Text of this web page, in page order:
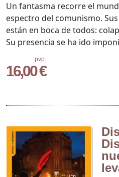
pvp.
16,00 €
Un fantasma recorre el
espectro del comunismo.
están en boca de todos:
Su presencia se ha ido